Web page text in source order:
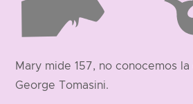
Mary mide 157, no conocemos
George Tomasini.